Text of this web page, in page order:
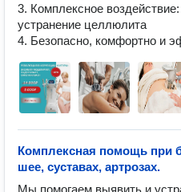
3. Комплексное
устранение целлюлита
4. Безопасно, комфортно и
Комплексная помощь при
шее, суставах, артрозах.
Мы помогаем выявить и